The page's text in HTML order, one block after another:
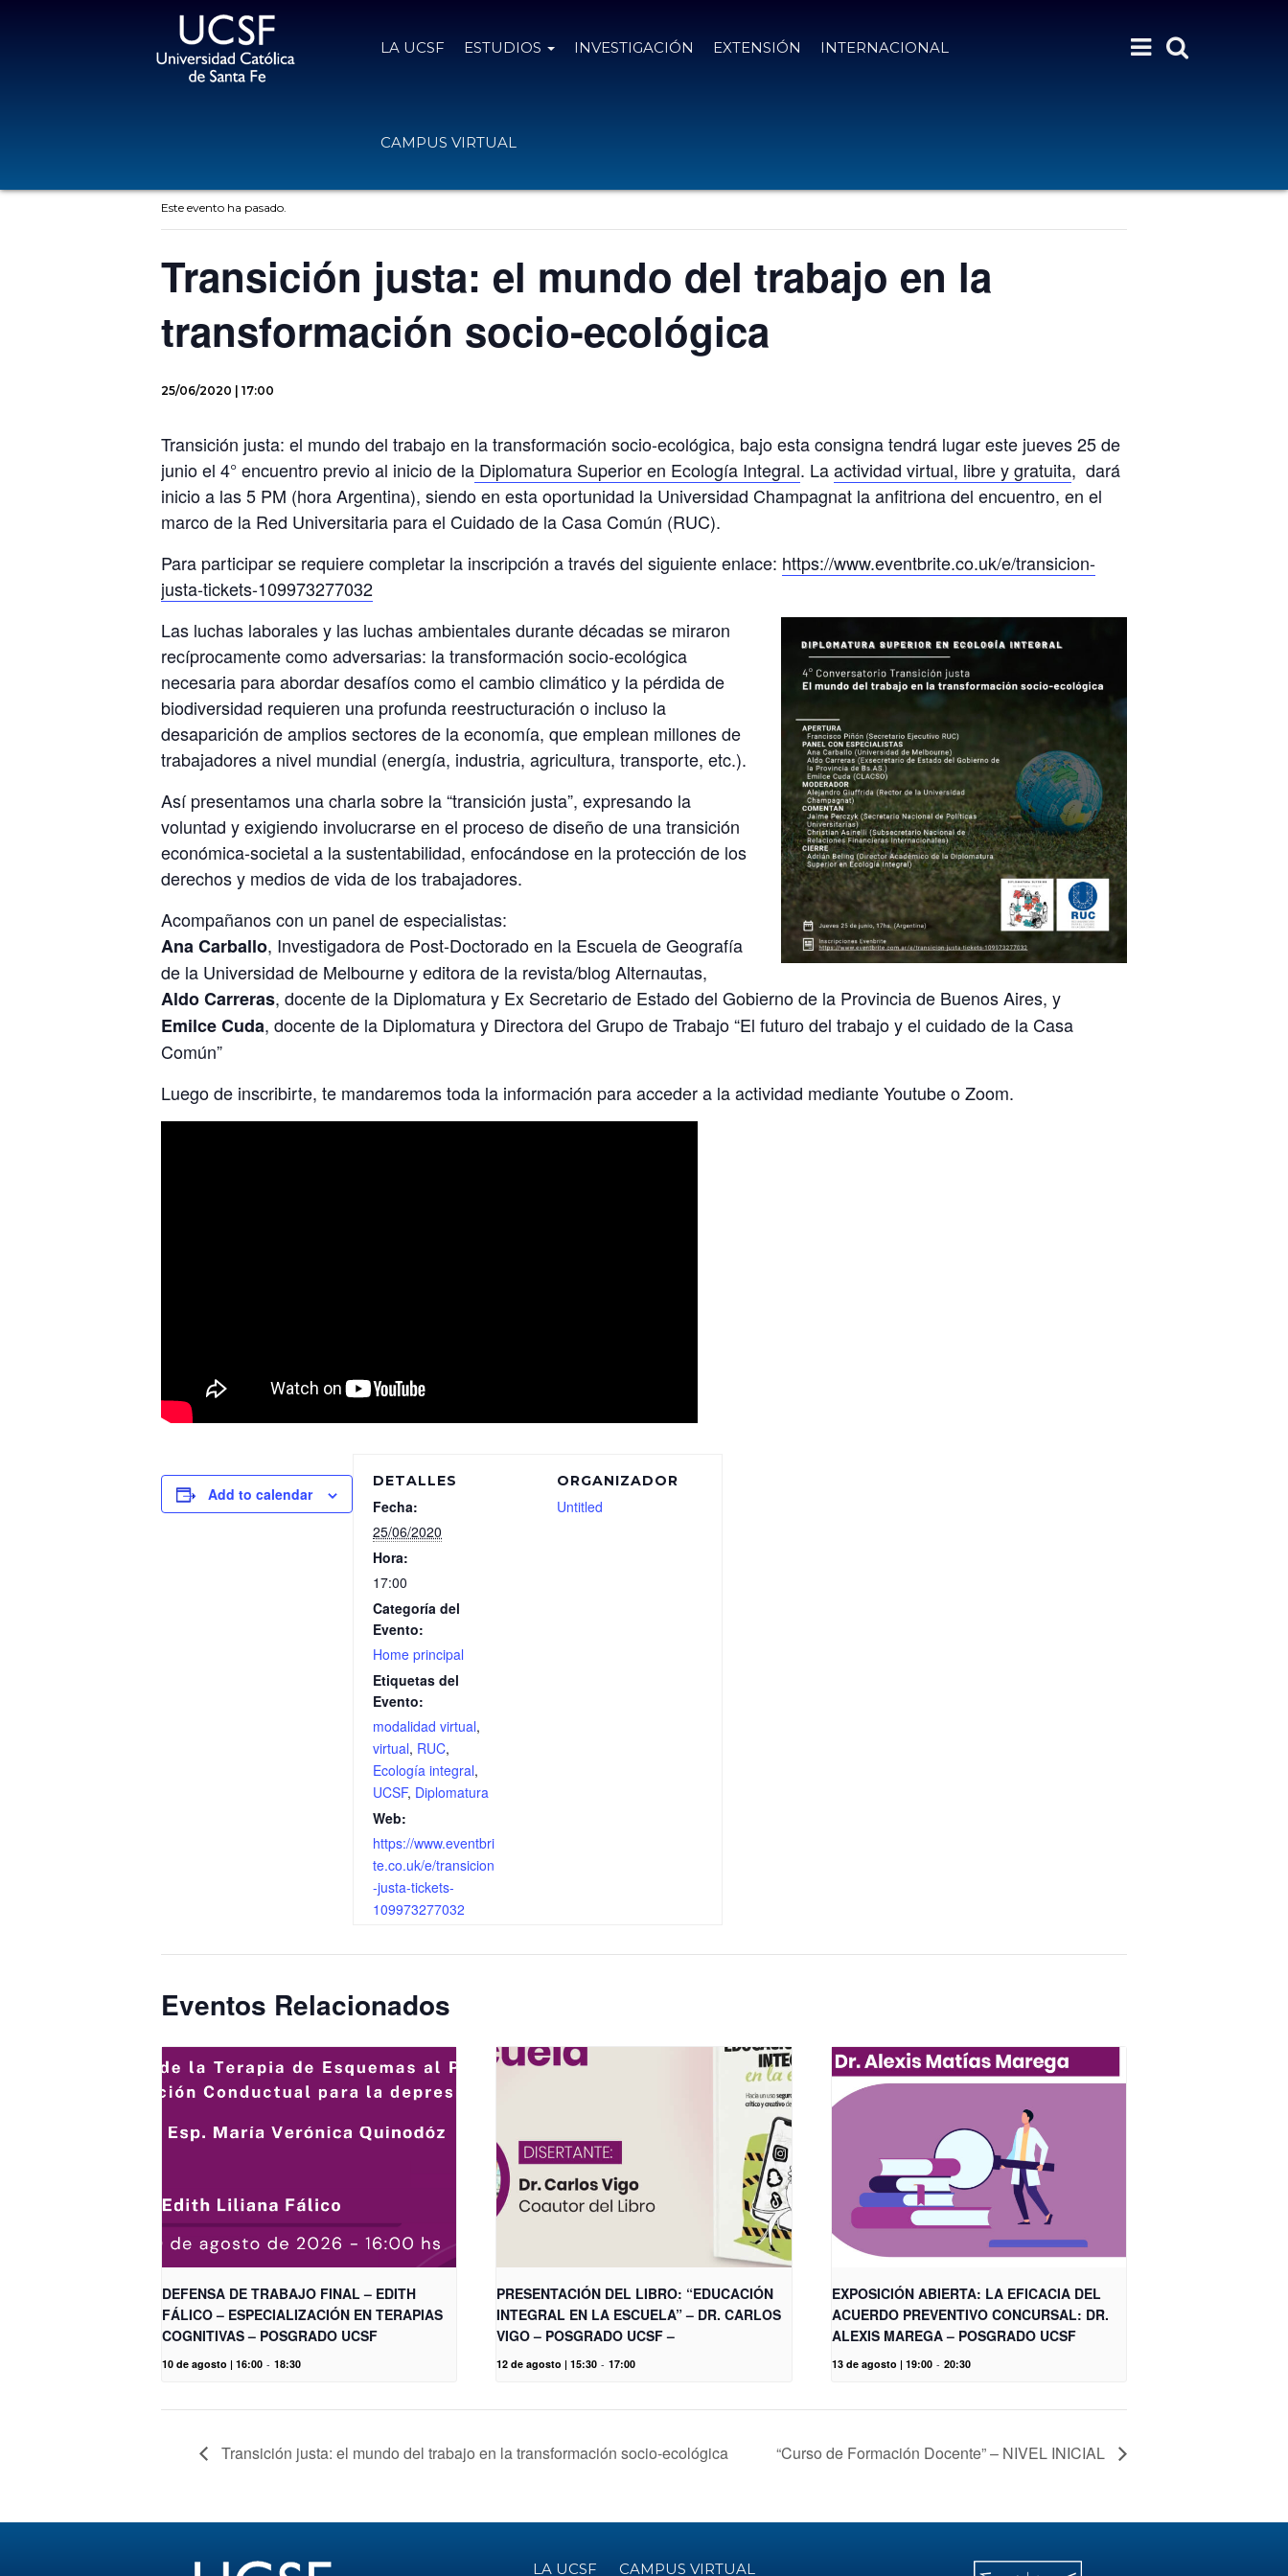
LA UCSF ESTUDIOS INVESTIGACIÓN EXTENSIÓN INTERNACIONAL
CAMPUS VIRTUAL
Este evento ha pasado.
Transición justa: el mundo del trabajo en la
transformación socio-ecológica
25/06/2020 | 17:00
Transición justa: el mundo del trabajo en la transformación socio-ecológica, bajo esta consigna tendrá lugar este jueves 25 de
junio el 4° encuentro previo al inicio de la Diplomatura Superior en Ecología Integral. Laactividad virtual, libre y gratuita, dará
inicio a las 5 PM (hora Argentina), siendo en esta oportunidad la Universidad Champagnat la anfitriona del encuentro, en el
marco de la Red Universitaria para el Cuidado de la Casa Común (RUC).
Para participar se requiere completar la inscripción a través del siguiente enlace: https://www.eventbrite.co.uk/e/transicion-
justa-tickets-109973277032
Las luchas laborales y las luchas ambientales durante décadas se miraron
recíprocamente como adversarias: la transformación socio-ecológica
necesaria para abordar desafíos como el cambio climático y la pérdida de
biodiversidad requieren una profunda reestructuración o incluso la
desaparición de amplios sectores de la economía, que emplean millones de
trabajadores a nivel mundial (energía, industria, agricultura, transporte, etc.).
Así presentamos una charla sobre la “transición justa”, expresando la
voluntad y exigiendo involucrarse en el proceso de diseño de una transición
económica-societal a la sustentabilidad, enfocándose en la protección de los
derechos y medios de vida de los trabajadores.
Acompañanos con un panel de especialistas:
Ana Carballo, Investigadora de Post-Doctorado en la Escuela de Geografía
de la Universidad de Melbourne y editora de la revista/blog Alternautas,
Aldo Carreras, docente de la Diplomatura y Ex Secretario de Estado del Gobierno de la Provincia de Buenos Aires, y
Emilce Cuda, docente de la Diplomatura y Directora del Grupo de Trabajo “El futuro del trabajo y el cuidado de la Casa
Común”
Luego de inscribirte, te mandaremos toda la información para acceder a la actividad mediante Youtube o Zoom.
Add to calendar
DETALLES
Fecha:
25/06/2020
Hora:
17:00
Categoría del
Evento:
Home principal
Etiquetas del
Evento:
modalidad virtual,
virtual, RUC,
Ecología integral,
UCSF, Diplomatura
Web:
https://www.eventbri
te.co.uk/e/transicion
-justa-tickets-
109973277032
ORGANIZADOR
Untitled
Eventos Relacionados
DEFENSA DE TRABAJO FINAL – EDITH
FÁLICO – ESPECIALIZACIÓN EN TERAPIAS
COGNITIVAS – POSGRADO UCSF
10 de agosto | 16:00 - 18:30
PRESENTACIÓN DEL LIBRO: “EDUCACIÓN
INTEGRAL EN LA ESCUELA” – DR. CARLOS
VIGO – POSGRADO UCSF –
12 de agosto | 15:30 - 17:00
EXPOSICIÓN ABIERTA: LA EFICACIA DEL
ACUERDO PREVENTIVO CONCURSAL: DR.
ALEXIS MAREGA – POSGRADO UCSF
13 de agosto | 19:00 - 20:30
Transición justa: el mundo del trabajo en la transformación socio-ecológica “Curso de Formación Docente” – NIVEL INICIAL
LA UCSF CAMPUS VIRTUAL